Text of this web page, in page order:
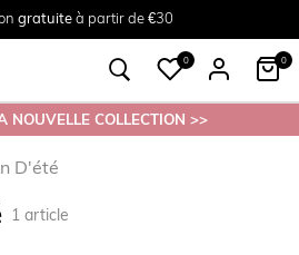
gratuiteà partir de €30
Tailles du38 au 54
gratuit en magasin
0 0
NOUVELLE COLLECTION >>
D'été
1 article